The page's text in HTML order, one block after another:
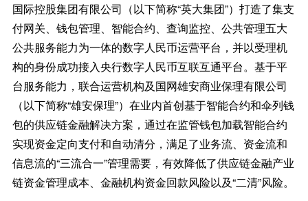
国际控股集团有限公司（以下简称“英大集团”）打造了集支
付网关、钱包管理、智能合约、查询监控、公共管理五大
公共服务能力为一体的数字人民币运营平台，并以受理机
构的身份成功接入央行数字人民币互联互通平台。基于平
台服务能力，联合运营机构及国网雄安商业保理有限公司
（以下简称“雄安保理”）在业内首创基于智能合约和伞列钱
包的供应链金融解决方案，通过在监管钱包加载智能合约
实现资金定向支付和自动清分，满足了业务流、资金流和
信息流的“三流合一”管理需要，有效降低了供应链金融产业
链资金管理成本、金融机构资金回款风险以及“二清”风险。